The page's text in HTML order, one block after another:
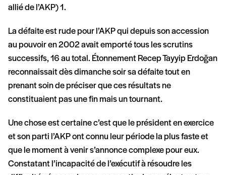
allié de l’AKP) 1.
La défaite est rude pour l’AKP qui depuis son accession
au pouvoir en 2002 avait emporté tous les scrutins
successifs, 16 au total. Étonnement Recep Tayyip Erdoğan
reconnaissait dès dimanche soir sa défaite tout en
prenant soin de préciser que ces résultats ne
constituaient pas une fin mais un tournant.
Une chose est certaine c’est que le président en exercice
et son parti l’AKP ont connu leur période la plus faste et
que le moment à venir s’annonce complexe pour eux.
Constatant l’incapacité de l’exécutif à résoudre les